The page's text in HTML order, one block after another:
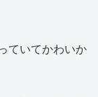
ていてかわいか